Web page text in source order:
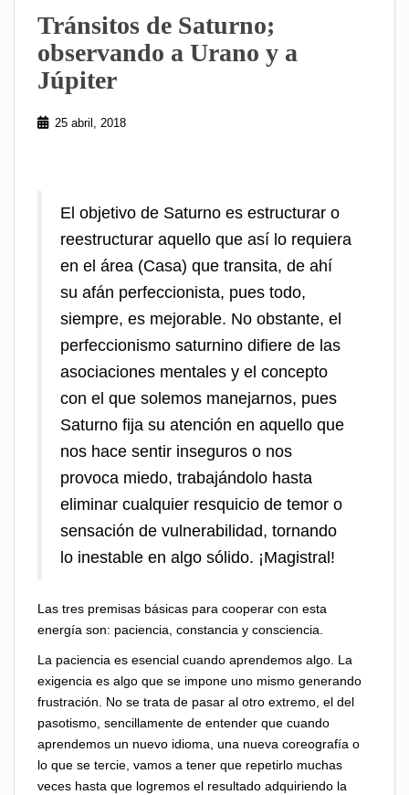
Tránsitos de Saturno;
observando a Urano y a
Júpiter
25 abril, 2018
El objetivo de Saturno es estructurar o
reestructurar aquello que así lo requiera
en el área (Casa) que transita, de ahí
su afán perfeccionista, pues todo,
siempre, es mejorable. No obstante, el
perfeccionismo saturnino difiere de las
asociaciones mentales y el concepto
con el que solemos manejarnos, pues
Saturno fija su atención en aquello que
nos hace sentir inseguros o nos
provoca miedo, trabajándolo hasta
eliminar cualquier resquicio de temor o
sensación de vulnerabilidad, tornando
lo inestable en algo sólido. ¡Magistral!
Las tres premisas básicas para cooperar con esta
energía son: paciencia, constancia y consciencia.
La paciencia es esencial cuando aprendemos algo. La
exigencia es algo que se impone uno mismo generando
frustración. No se trata de pasar al otro extremo, el del
pasotismo, sencillamente de entender que cuando
aprendemos un nuevo idioma, una nueva coreografía o
lo que se tercie, vamos a tener que repetirlo muchas
veces hasta que logremos el resultado adquiriendo la